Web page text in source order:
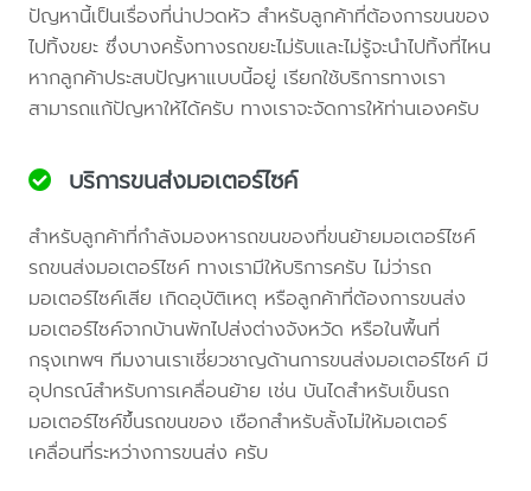
ปัญหานี้เป็นเรื่องที่น่าปวดหัว สำหรับลูกค้าที่ต้องการขนของ
ไปทิ้งขยะ ซึ่งบางครั้งทางรถขยะไม่รับและไม่รู้จะนำไปทิ้งที่ไหน
หากลูกค้าประสบปัญหาแบบนี้อยู่ เรียกใช้บริการทางเรา
สามารถแก้ปัญหาให้ได้ครับ ทางเราจะจัดการให้ท่านเองครับ
บริการขนส่งมอเตอร์ไซค์
สำหรับลูกค้าที่กำลังมองหารถขนของที่ขนย้ายมอเตอร์ไซค์
รถขนส่งมอเตอร์ไซค์ ทางเรามีให้บริการครับ ไม่ว่ารถ
มอเตอร์ไซค์เสีย เกิดอุบัติเหตุ หรือลูกค้าที่ต้องการขนส่ง
มอเตอร์ไซค์จากบ้านพักไปส่งต่างจังหวัด หรือในพื้นที่
กรุงเทพฯ ทีมงานเราเชี่ยวชาญด้านการขนส่งมอเตอร์ไซค์ มี
อุปกรณ์สำหรับการเคลื่อนย้าย เช่น บันไดสำหรับเข็นรถ
มอเตอร์ไซค์ขึ้นรถขนของ เชือกสำหรับลั้งไม่ให้มอเตอร์
เคลื่อนที่ระหว่างการขนส่ง ครับ